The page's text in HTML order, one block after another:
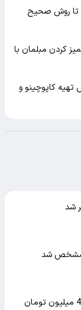
تا روش صحیح
کردن مبلمان با
تهیه کاپوچینو و
شد
مشخص شد
خبر مهم برای سرپرستان خانوار / حساب این افراد 4 میلیون تومان